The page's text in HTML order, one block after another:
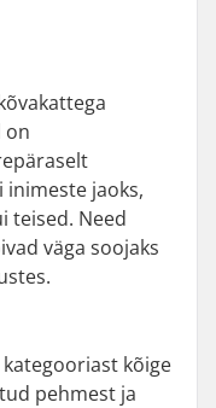
on
jaoks,
teised. Need
väga soojaks
kõige
pehmest ja